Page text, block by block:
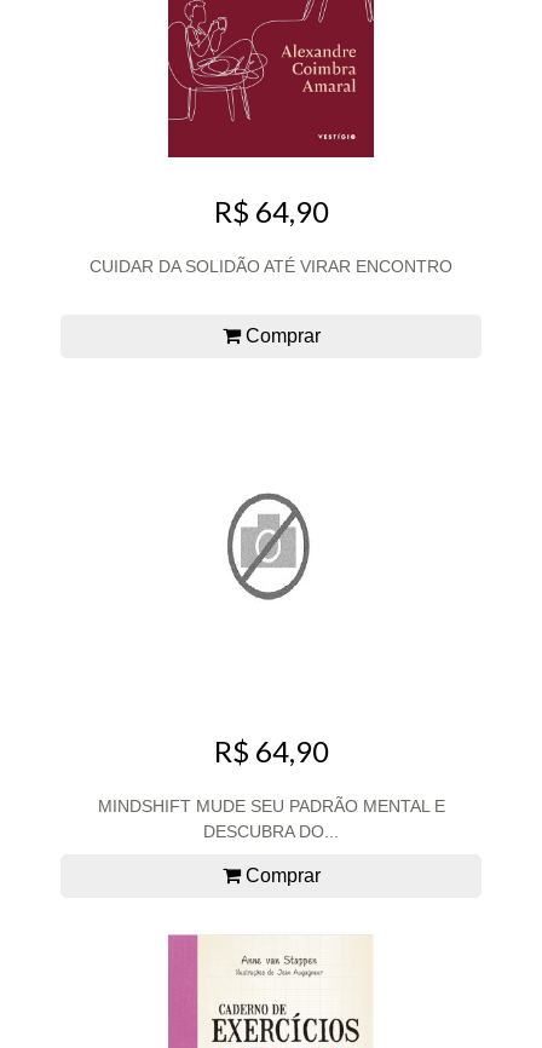
R$ 64,90
CUIDAR DA SOLIDÃO ATÉ VIRAR ENCONTRO
Comprar
R$ 64,90
MINDSHIFT MUDE SEU PADRÃO MENTAL E
DESCUBRA DO...
Comprar